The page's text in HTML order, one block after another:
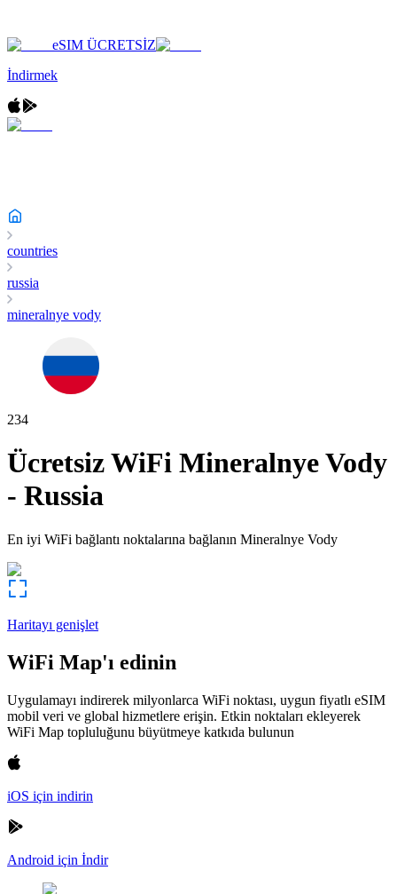
eSIM ÜCRETSİZ
İndirmek
countries
russia
mineralnye vody
234
Ücretsiz WiFi Mineralnye Vody
- Russia
En iyi WiFi bağlantı noktalarına bağlanın Mineralnye Vody
Haritayı genişlet
WiFi Map'ı edinin
Uygulamayı indirerek milyonlarca WiFi noktası, uygun fiyatlı eSIM
mobil veri ve global hizmetlere erişin. Etkin noktaları ekleyerek
WiFi Map topluluğunu büyütmeye katkıda bulunun
iOS için indirin
Android için İndir